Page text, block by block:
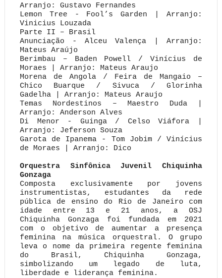
Arranjo: Gustavo Fernandes
Lemon Tree - Fool’s Garden | Arranjo:
Vinicius Louzada
Parte II – Brasil
Anunciação - Alceu Valença | Arranjo:
Mateus Araújo
Berimbau – Baden Powell / Vinícius de
Moraes | Arranjo: Mateus Araujo
Morena de Angola / Feira de Mangaio –
Chico Buarque / Sivuca / Glorinha
Gadelha | Arranjo: Mateus Araujo
Temas Nordestinos – Maestro Duda |
Arranjo: Anderson Alves
Di Menor - Guinga / Celso Viáfora |
Arranjo: Jeferson Souza
Garota de Ipanema - Tom Jobim / Vinícius
de Moraes | Arranjo: Dico
Orquestra Sinfônica Juvenil Chiquinha
Gonzaga
Composta exclusivamente por jovens
instrumentistas, estudantes da rede
pública de ensino do Rio de Janeiro com
idade entre 13 e 21 anos, a OSJ
Chiquinha Gonzaga foi fundada em 2021
com o objetivo de aumentar a presença
feminina na música orquestral. O grupo
leva o nome da primeira regente feminina
do Brasil, Chiquinha Gonzaga,
simbolizando um legado de luta,
liberdade e liderança feminina.